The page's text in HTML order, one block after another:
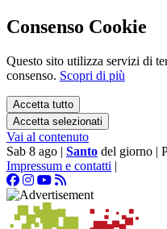
Consenso Cookie
Questo sito utilizza servizi di
consenso. Scopri di più
Accetta tutto
Accetta selezionati
Vai al contenuto
Sab 8 ago | Santo del giorno |
Impressum e contatti |